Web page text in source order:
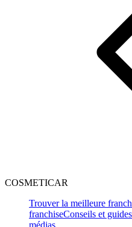
COSMETICAR
Trouver la meilleure
franchiseConseils et guides
médias